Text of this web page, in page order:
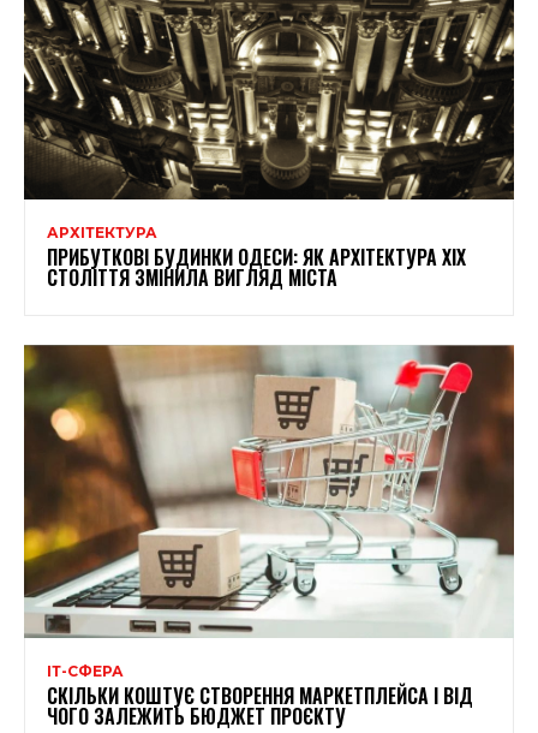
АРХІТЕКТУРА
ПРИБУТКОВІ БУДИНКИ ОДЕСИ: ЯК АРХІТЕКТУРА XIX
СТОЛІТТЯ ЗМІНИЛА ВИГЛЯД МІСТА
ІТ-СФЕРА
СКІЛЬКИ КОШТУЄ СТВОРЕННЯ МАРКЕТПЛЕЙСА І ВІД
ЧОГО ЗАЛЕЖИТЬ БЮДЖЕТ ПРОЄКТУ